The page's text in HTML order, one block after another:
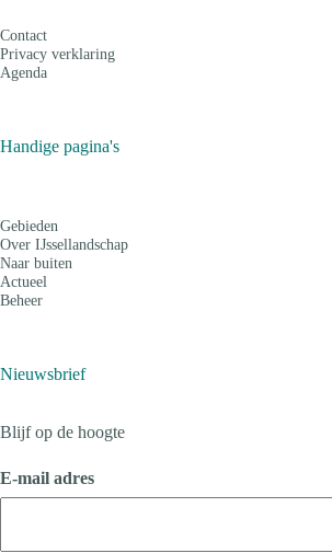
Contact
Privacy verklaring
Agenda
Handige pagina's
Gebieden
Over IJssellandschap
Naar buiten
Actueel
Beheer
Nieuwsbrief
Blijf op de hoogte
E-mail adres